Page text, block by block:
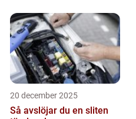
20 december 2025
Så avslöjar du en sliten